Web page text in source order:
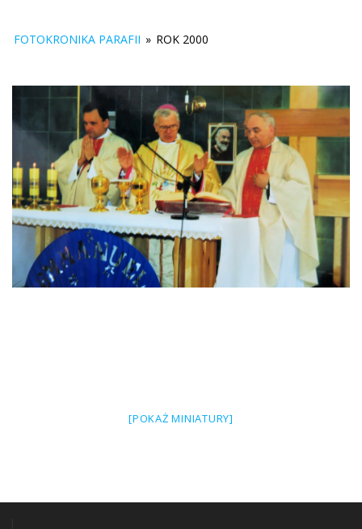
FOTOKRONIKA PARAFII » ROK 2000
[POKAŻ MINIATURY]